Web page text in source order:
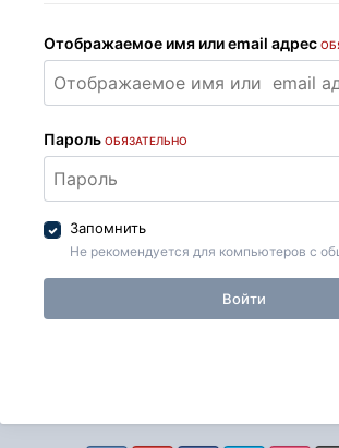
Отображаемое имя или email адрес
Пароль ОБЯЗАТЕЛЬНО
Запомнить
Не рекомендуется для компьютеров с
Войти